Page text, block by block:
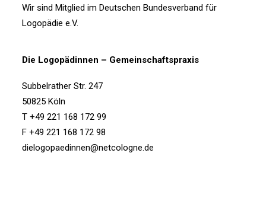
Wir sind Mitglied im Deutschen Bundesverband für
Logopädie e.V.
Die Logopädinnen – Gemeinschaftspraxis
Subbelrather Str. 247
50825 Köln
T +49 221 168 172 99
F +49 221 168 172 98
dielogopaedinnen@netcologne.de